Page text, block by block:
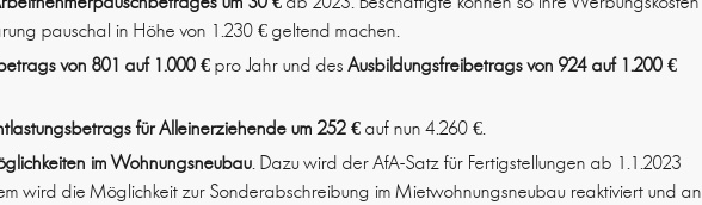
pauschal in Höhe von 1.230 € geltend machen.
von 801 auf 1.000 € pro Jahr und desAusbildungsfreibetrags von 924 auf 1.200 €
für Alleinerziehende um 252 € auf nun 4.260 €.
im Wohnungsneubau. Dazu wird der AfA-Satz für Fertigstellungen ab 1.1.2023
wird die Möglichkeit zur Sonderabschreibung im Mietwohnungsneubau reaktiviert und an